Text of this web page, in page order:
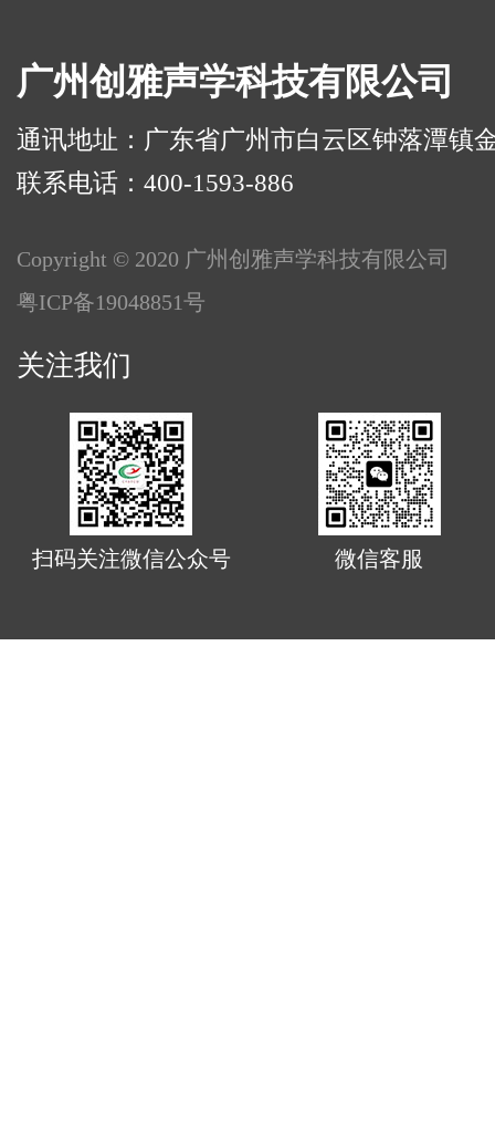
广州创雅声学科技有限公司
通讯地址：广东省广州市白云区钟落潭镇
联系电话：400-1593-886
Copyright © 2020 广州创雅声学科技有限公司
粤ICP备19048851号
关注我们
扫码关注微信公众号 微信客服